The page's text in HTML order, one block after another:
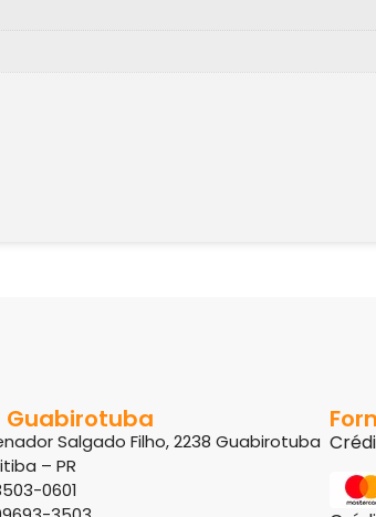
Guabirotuba
Salgado Filho, 2238 Guabirotuba
– PR
0601